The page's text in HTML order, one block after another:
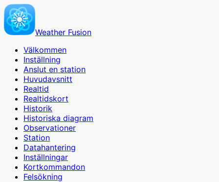
Weather Fusion
Välkommen
Inställning
Anslut en station
Huvudavsnitt
Realtid
Realtidskort
Historik
Historiska diagram
Observationer
Station
Datahantering
Inställningar
Kortkommandon
Felsökning